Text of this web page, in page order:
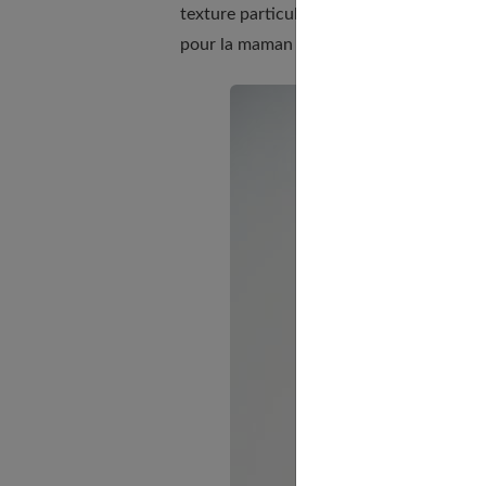
texture particulière du collier. Un
pour la maman et pour le petit.